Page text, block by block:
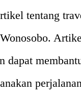
tentang
dapat